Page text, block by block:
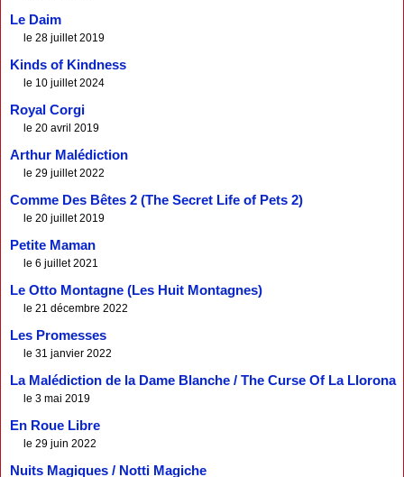
Le Daim
le 28 juillet 2019
Kinds of Kindness
le 10 juillet 2024
Royal Corgi
le 20 avril 2019
Arthur Malédiction
le 29 juillet 2022
Comme Des Bêtes 2 (The Secret Life of Pets 2)
le 20 juillet 2019
Petite Maman
le 6 juillet 2021
Le Otto Montagne (Les Huit Montagnes)
le 21 décembre 2022
Les Promesses
le 31 janvier 2022
La Malédiction de la Dame Blanche / The Curse Of La Llorona
le 3 mai 2019
En Roue Libre
le 29 juin 2022
Nuits Magiques / Notti Magiche